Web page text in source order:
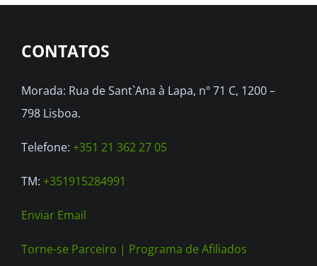
The
may
chosen
on
the
page
CONTATOS
Morada: Rua de Sant`Ana à Lapa, nº 71 C, 1200 –
798 Lisboa.
Telefone: +351 21 362 27 05
TM: +351915284991
Enviar Email
Torne-se Parceiro | Programa de Afiliados